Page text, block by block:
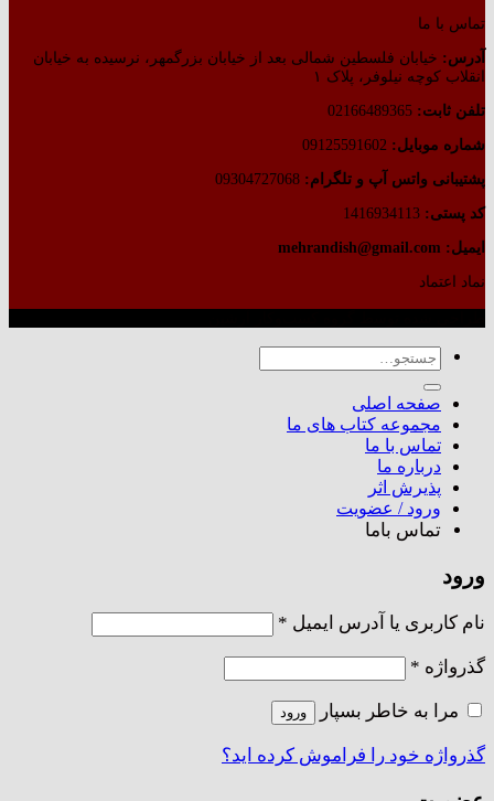
تماس با ما
آدرس: خیابان فلسطین شمالی بعد از خیابان بزرگمهر، نرسیده به خیابان
انقلاب کوچه نیلوفر، پلاک ۱
تلفن ثابت:
شماره موبایل:
پشتیبانی واتس آپ و تلگرام:
کد پستی:
ایمیل: mehrandish@gmail.com
نماد اعتماد
جستجو
برای:
صفحه اصلی
مجموعه کتاب های ما
تماس با ما
درباره ما
پذیرش اثر
ورود / عضویت
تماس باما
ورود
نام کاربری یا آدرس ایمیل *
گذرواژه *
مرا به خاطر بسپار ورود
گذرواژه خود را فراموش کرده اید؟